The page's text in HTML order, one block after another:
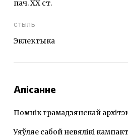
пач. ХХ ст.
стыль
Эклектыка
Апісанне
Помнік грамадзянскай
Уяўляе сабой невялікі